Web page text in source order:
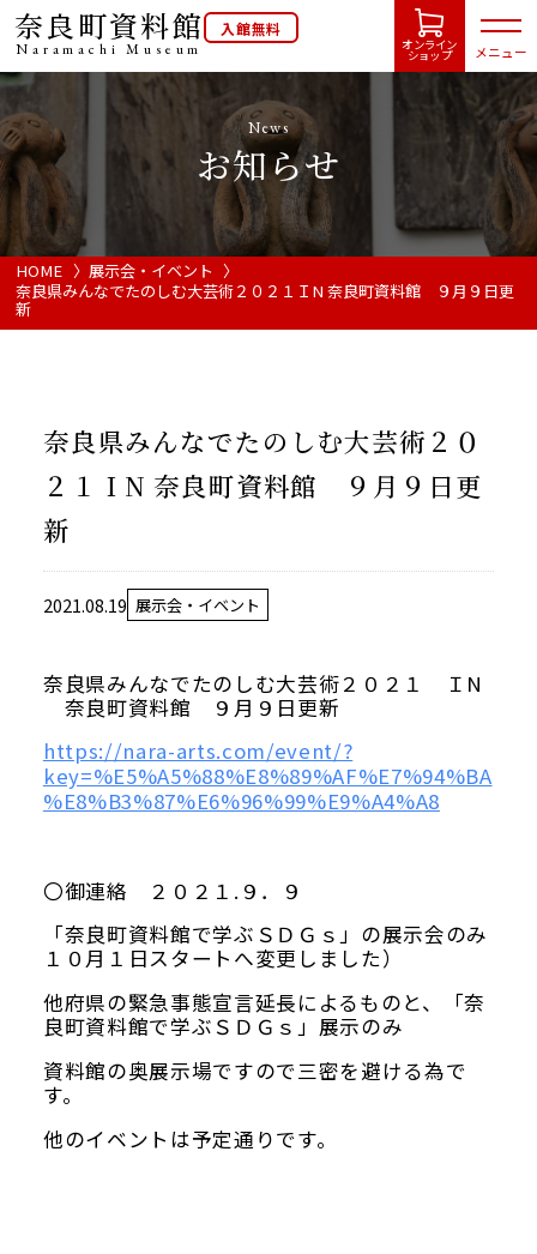
奈良町資料館
NaramachiMuseum
入館無料
オンライン
ショップ メニュー
HOME
開館カレンダー
展示会・イベント情報
当館について
メディア実績
活動実績
お知らせ
News
お知らせ
HOME
展示会・イベント
奈良県みんなでたのしむ大芸術２０２１ＩN 奈良町資料館 ９月９日更
新
奈良県みんなでたのしむ大芸術２０
２１ＩN 奈良町資料館 ９月９日更
新
2021.08.19 展示会・イベント
奈良県みんなでたのしむ大芸術２０２１ ＩN
奈良町資料館 ９月９日更新
https://nara-arts.com/event/?
key=%E5%A5%88%E8%89%AF%E7%94%BA
%E8%B3%87%E6%96%99%E9%A4%A8
〇御連絡 ２０２１.９．９
「奈良町資料館で学ぶＳＤＧｓ」の展示会のみ
１０月１日スタートへ変更しました）
他府県の緊急事態宣言延長によるものと、「奈
良町資料館で学ぶＳＤＧｓ」展示のみ
資料館の奥展示場ですので三密を避ける為で
す。
他のイベントは予定通りです。